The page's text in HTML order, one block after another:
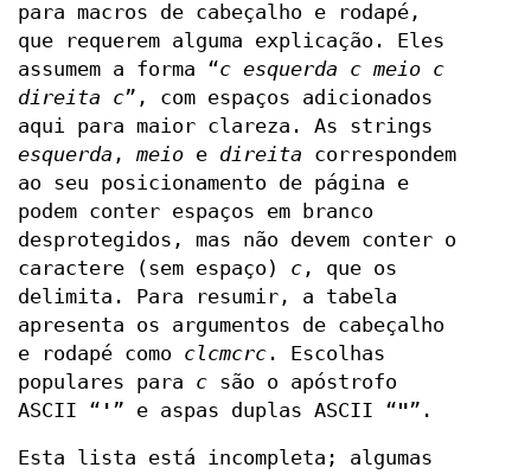
para macros de cabeçalho e rodapé,
que requerem alguma explicação. Eles
assumem a forma “c esquerda c meio c
direita
c”, com espaços adicionados
aqui para maior clareza. As strings
esquerda , meio e direita correspondem
ao seu posicionamento de página e
podem conter espaços em branco
desprotegidos, mas não devem conter o
caractere (sem espaço) c , que os
delimita. Para resumir, a tabela
apresenta os argumentos de cabeçalho
e rodapé como clcmcrc . Escolhas
populares para c são o apóstrofo
ASCII “ ' ” e aspas duplas ASCII “"”.
Esta lista está incompleta; algumas